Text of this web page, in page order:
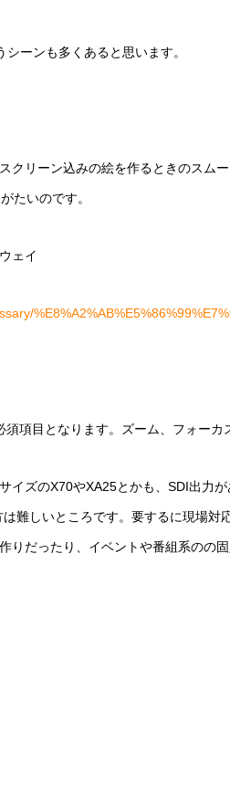
ーンも多くあると思います。
クリーン込みの絵を作るときのスム
たいのです。
ェイ
項目となります。ズーム、フォーカ
イズのX70やXA25とかも、SDI出力
難しいところです。要するに現場
だったり、イベントや番組系のの